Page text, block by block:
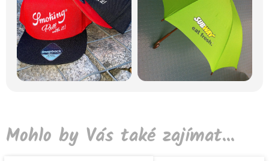
Mohlo by Vás také zajímat...